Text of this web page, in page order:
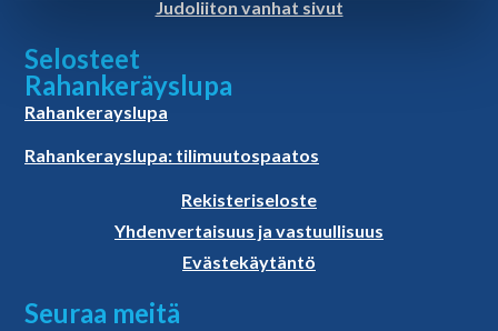
Judoliiton vanhat sivut
Selosteet
Rahankeräyslupa
Rahankerayslupa
Rahankerayslupa: tilimuutospaatos
Rekisteriseloste
Yhdenvertaisuus ja vastuullisuus
Evästekäytäntö
Seuraa meitä